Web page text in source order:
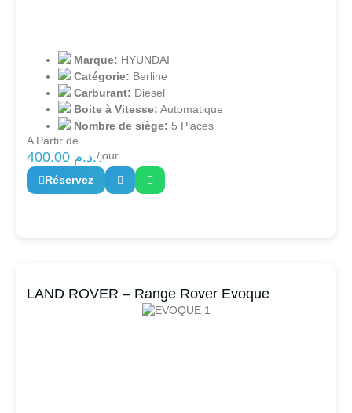
Marque: HYUNDAI
Catégorie: Berline
Carburant: Diesel
Boite à Vitesse: Automatique
Nombre de siège: 5 Places
A Partir de
400.00 د.م./jour
Réservez
LAND ROVER – Range Rover Evoque